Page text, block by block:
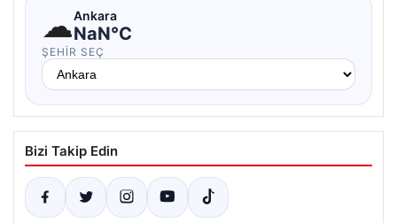
☁Ankara
NaN°C
ŞEHIR SEÇ
Bizi Takip Edin